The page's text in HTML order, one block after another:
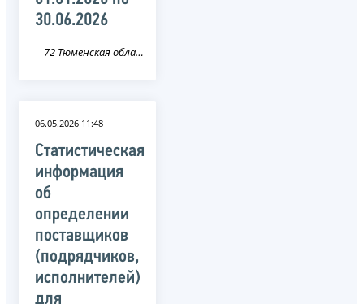
30.06.2026
72 Тюменская область
06.05.2026 11:48
Статистическая
информация
об
определении
поставщиков
(подрядчиков,
исполнителей)
для